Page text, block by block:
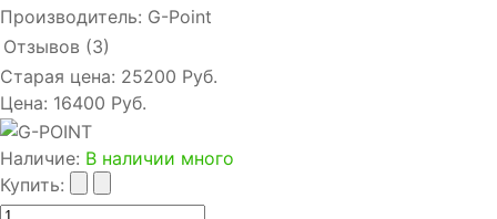
Производитель: G-Point
Отзывов (3)
Старая цена: 25200 Руб.
Цена: 16400 Руб.
Наличие: В наличии много
Купить: